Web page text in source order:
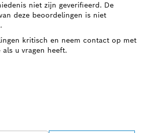
niet zijn geverifieerd. De
deze beoordelingen is niet
kritisch en neem contact op met
u vragen heeft.